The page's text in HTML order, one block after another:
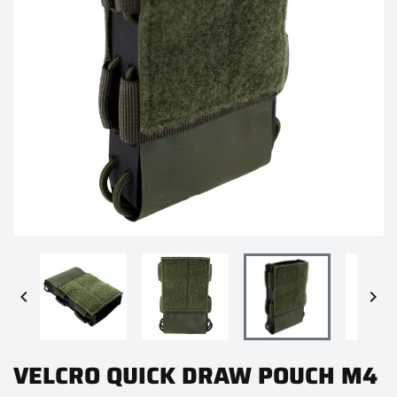
 
VELCRO QUICK DRAW POUCH M4